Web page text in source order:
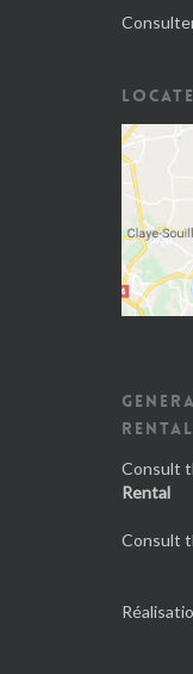
RENTAL
Consult
Rental
Consult